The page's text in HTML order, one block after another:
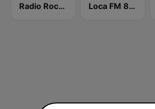
Radio Rock en Español Loca FM 80's